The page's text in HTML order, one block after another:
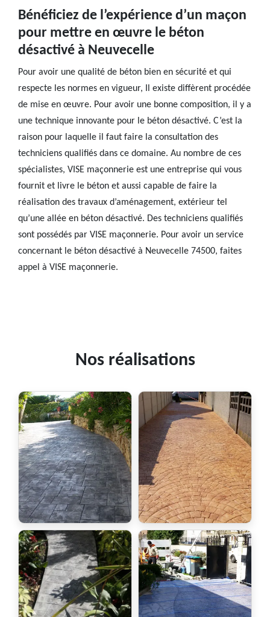
Bénéficiez de l’expérience d’un maçon
pour mettre en œuvre le béton
désactivé à Neuvecelle
Pour avoir une qualité de béton bien en sécurité et qui
respecte les normes en vigueur, Il existe diffèrent procédée
de mise en œuvre. Pour avoir une bonne composition, il y a
une technique innovante pour le béton désactivé. C’est la
raison pour laquelle il faut faire la consultation des
techniciens qualifiés dans ce domaine. Au nombre de ces
spécialistes, VISE maçonnerie est une entreprise qui vous
fournit et livre le béton et aussi capable de faire la
réalisation des travaux d’aménagement, extérieur tel
qu’une allée en béton désactivé. Des techniciens qualifiés
sont possédés par VISE maçonnerie. Pour avoir un service
concernant le béton désactivé à Neuvecelle 74500, faites
appel à VISE maçonnerie.
Nos réalisations